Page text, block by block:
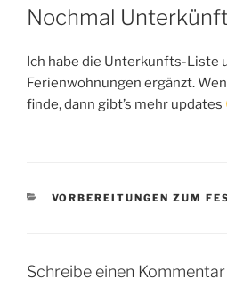
AM
Nochmal
Ich habe die Unterkunfts-Liste
Ferienwohnungen ergänzt.
finde, dann gibt’s mehr updates
KATEGORIEN
VORBEREITUNGEN ZUM
Schreibe einen Kommentar